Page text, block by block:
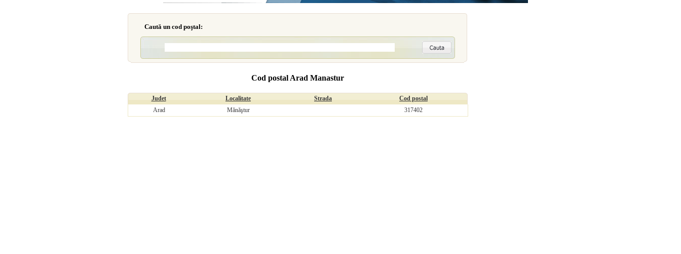
Caută un cod poştal:
Cod postal Arad Manastur
Judet Localitate Strada
Cod postal
Arad
Mănăştur 317402